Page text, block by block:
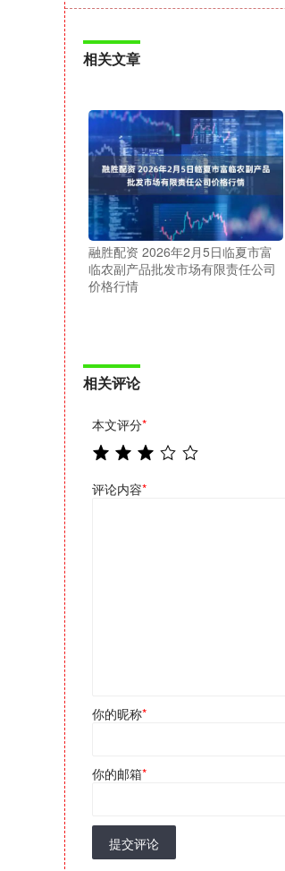
相关文章
融胜配资 2026年2月5日临夏市富
临农副产品批发市场有限责任公司
价格行情
相关评论
本文评分*
评论内容*
你的昵称*
你的邮箱*
提交评论